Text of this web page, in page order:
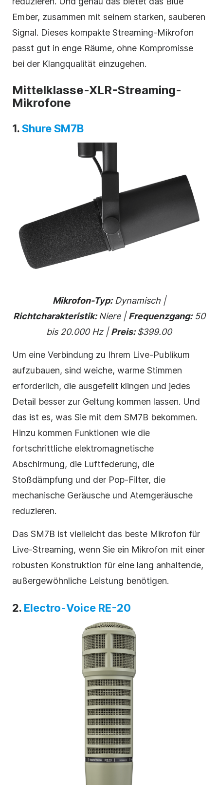
Ember, zusammen mit seinem starken, sauberen
Signal. Dieses kompakte Streaming-Mikrofon
passt gut in enge Räume, ohne Kompromisse
bei der Klangqualität einzugehen.
Mittelklasse-XLR-Streaming-
Mikrofone
1.Shure SM7B
Mikrofon-Typ:Dynamisch |
Richtcharakteristik:Niere | Frequenzgang:50
bis 20.000 Hz | Preis:$399.00
Um eine Verbindung zu Ihrem Live-Publikum
aufzubauen, sind weiche, warme Stimmen
erforderlich, die ausgefeilt klingen und jedes
Detail besser zur Geltung kommen lassen. Und
das ist es, was Sie mit dem SM7B bekommen.
Hinzu kommen Funktionen wie die
fortschrittliche elektromagnetische
Abschirmung, die Luftfederung, die
Stoßdämpfung und der Pop-Filter, die
mechanische Geräusche und Atemgeräusche
reduzieren.
Das SM7B ist vielleicht das beste Mikrofon für
Live-Streaming, wenn Sie ein Mikrofon mit einer
robusten Konstruktion für eine lang anhaltende,
außergewöhnliche Leistung benötigen.
2. Electro-Voice RE-20